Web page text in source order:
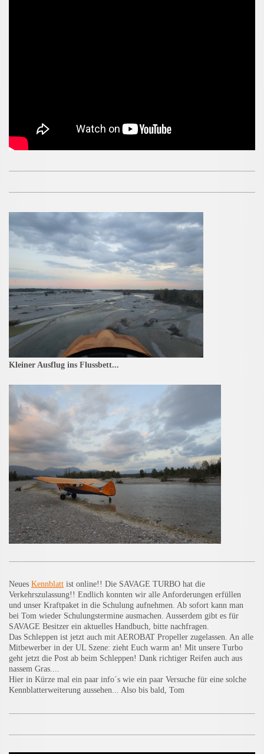
Kleiner Ausflug ins Flussbett...
Neues Kennblatt ist online!! Die SAVAGE TURBO hat die
Verkehrszulassung!! Endlich konnten wir alle Anforderungen erfüllen
und unser Kraftpaket in die Schulung aufnehmen. Ab sofort kann man
bei Tom wieder Schulungstermine ausmachen. Ausserdem gibt es für
SAVAGE Besitzer ein aktuelles Handbuch, bitte nachfragen.
Das Schleppen ist jetzt auch mit AEROBAT Propeller zugelassen. An alle
Mitbewerber in der UL Szene: zieht Euch warm an! Mit unsere Turbo
geht jetzt die Post ab beim Schleppen! Dank richtiger Reifen auch aus
nassem Gras....
Hier in Kürze mal ein paar info´s wie ein paar Versuche für eine solche
Kennblatterweiterung aussehen... Also bis bald, Tom